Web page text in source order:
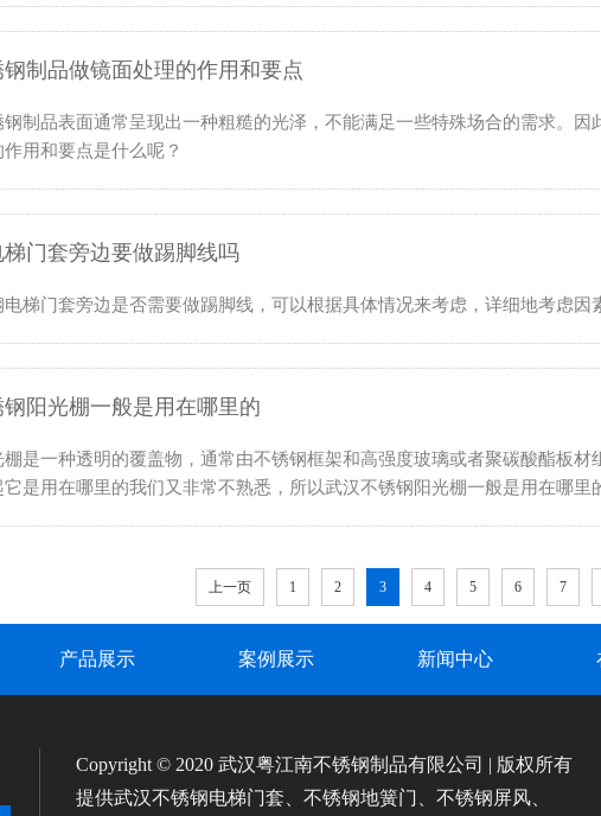
制品做镜面处理的作用和要点
制品表面通常呈现出一种粗糙的光泽，不能满足一些特殊场合的需求。
用和要点是什么呢？
门套旁边要做踢脚线吗
梯门套旁边是否需要做踢脚线，可以根据具体情况来考虑，详细地考虑因
阳光棚一般是用在哪里的
是一种透明的覆盖物，通常由不锈钢框架和高强度玻璃或者聚碳酸酯板
它是用在哪里的我们又非常不熟悉，所以武汉不锈钢阳光棚一般是用在哪里
上一页 1 2 3 4 5 6 7
产品展示 案例展示 新闻中心
Copyright © 2020 武汉粤江南不锈钢制品有限公司 | 版权所有
提供武汉不锈钢电梯门套、不锈钢地簧门、不锈钢屏风、